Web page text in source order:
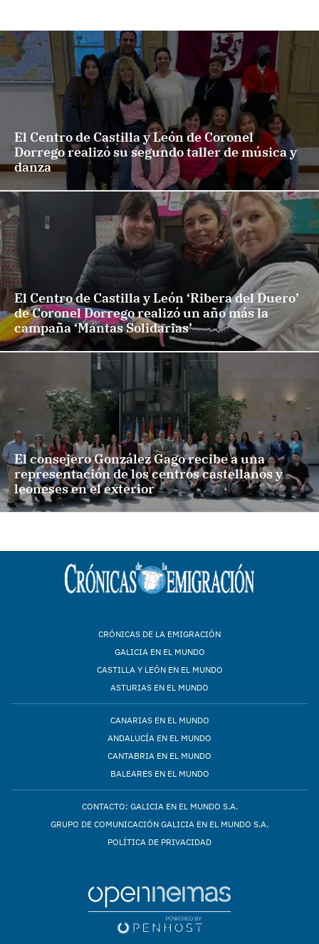
El Centro de Castilla y León de Coronel
Dorrego realizó su segundo taller de música y
danza
El Centro de Castilla y León ‘Ribera del Duero’
de Coronel Dorrego realizó un año más la
campaña ‘Mantas Solidarias’
El consejero González Gago recibe a una
representación de los centros castellanos y
leoneses en el exterior
CRÓNICAS DE LA EMIGRACIÓN
GALICIA EN EL MUNDO
CASTILLA Y LEÓN EN EL MUNDO
ASTURIAS EN EL MUNDO
CANARIAS EN EL MUNDO
ANDALUCÍA EN EL MUNDO
CANTABRIA EN EL MUNDO
BALEARES EN EL MUNDO
CONTACTO: GALICIA EN EL MUNDO S.A.
GRUPO DE COMUNICACIÓN GALICIA EN EL MUNDO S.A.
POLÍTICA DE PRIVACIDAD